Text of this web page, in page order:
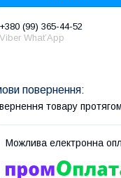
+380 (99) 365-44-52
Viber What’App
товару